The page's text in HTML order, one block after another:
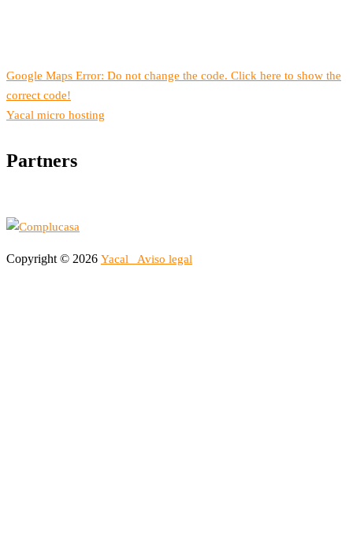
Google Maps Error: Do not change the code. Click here to show the
correct code!
Yacal micro hosting
Partners
Copyright © 2026 Yacal Aviso legal